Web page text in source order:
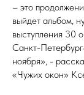
– это
выйдет альбом,
выступления 30
Санкт-
ноября», -
«Чужих окон»